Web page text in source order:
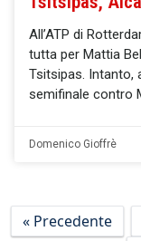
All’ATP di
tutta per Mattia
Tsitsipas. Intanto,
semifinale contro
Domenico Gioffrè
« Precedente